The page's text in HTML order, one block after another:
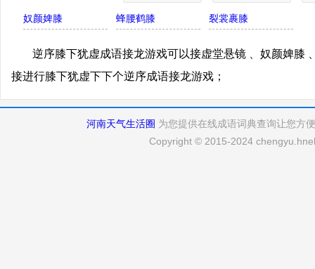
奴颜婢膝 蜂腰鹤膝 裂裳裹膝
逆序膝下犹虚成语接龙游戏可以接虚堂悬镜 、奴颜婢膝
接进行膝下犹虚下下个逆序成语接龙游戏；
河南天气生活圈 为您提供在线成语词典查询让您方
Copyright © 2015-2024